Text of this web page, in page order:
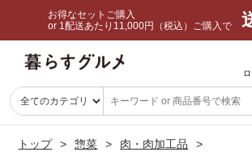
お得なセットご購入
or 1配送あたり11,000円（税込）ご購入で
トップ 惣菜
肉・肉加工品